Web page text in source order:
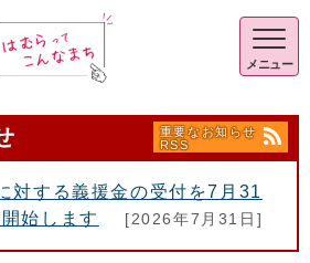
メニュー
重要なお知らせ
RSS
対する義援金の受付を7月31
始します
[2026年7月31日]